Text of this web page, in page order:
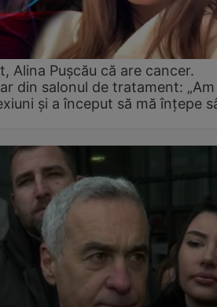
Alina Pușcău că are cancer.
din salonul de tratament:
și a început să mă înțepe